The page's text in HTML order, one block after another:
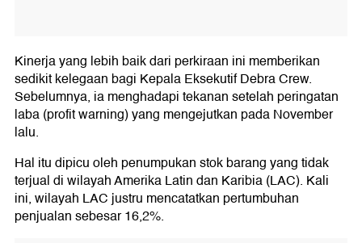
Kinerja yang lebih baik dari perkiraan ini memberikan
sedikit kelegaan bagi Kepala Eksekutif Debra Crew.
Sebelumnya, ia menghadapi tekanan setelah peringatan
laba (profit warning) yang mengejutkan pada November
lalu.
Hal itu dipicu oleh penumpukan stok barang yang tidak
terjual di wilayah Amerika Latin dan Karibia (LAC). Kali
ini, wilayah LAC justru mencatatkan pertumbuhan
penjualan sebesar 16,2%.